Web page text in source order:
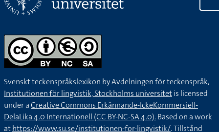
Svenskt teckenspråkslexikon byAvdelningen för teckenspråk,
Institutionen för lingvistik, Stockholms universitetis licensed
under aCreative Commons Erkännande-IckeKommersiell-
DelaLika 4.0 Internationell (CC BY-NC-SA 4.0).Based on a work
athttps://www.su.se/institutionen-for-lingvistik/. Tillstånd